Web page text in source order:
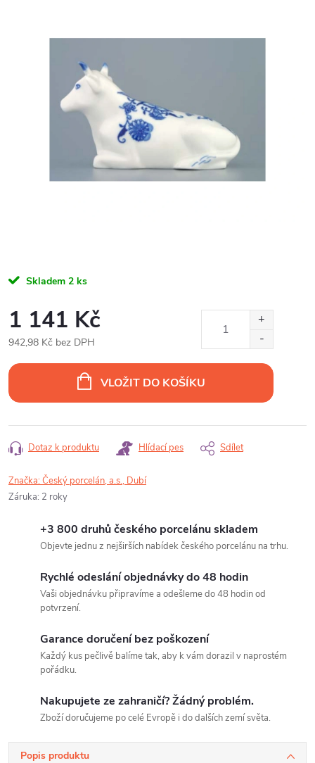
Skladem 2 ks
1 141 Kč
942,98 Kč bez DPH
cena:
VLOŽIT DO KOŠÍKU
Dotaz k produktu Hlídací pes Sdílet
Značka:Český porcelán, a.s., Dubí
Záruka: 2 roky
+3 800 druhů českého porcelánu skladem
Objevte jednu z nejširších nabídek českého porcelánu na trhu.
Rychlé odeslání objednávky do 48 hodin
Vaši objednávku připravíme a odešleme do 48 hodin od
potvrzení.
Garance doručení bez poškození
Každý kus pečlivě balíme tak, aby k vám dorazil v naprostém
pořádku.
Nakupujete ze zahraničí? Žádný problém.
Zboží doručujeme po celé Evropě i do dalších zemí světa.
Popis produktu